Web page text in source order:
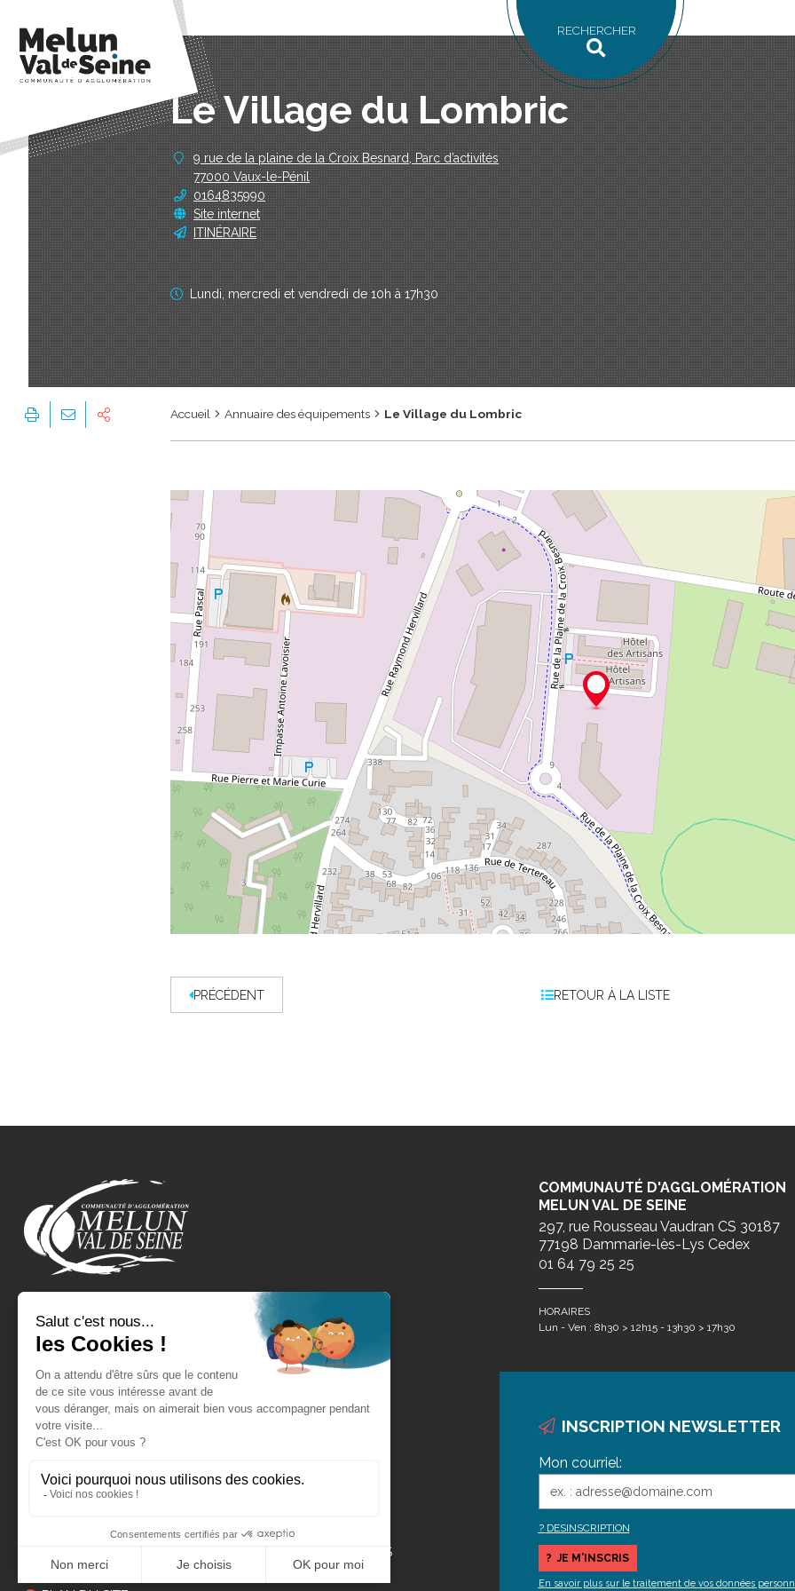
RECHERCHER
Le Village du Lombric
9 rue de la plaine de la Croix Besnard, Parc d’activités
77000 Vaux-le-Pénil
0164835990
Site internet
ITINÉRAIRE
Lundi, mercredi et vendredi de 10h à 17h30
Accueil Annuaire des équipements Le Village du Lombric
PRÉCÉDENT RETOUR À LA LISTE
REJOIGNEZ-NOUS !
COMMUNAUTÉ D'AGGLOMÉRATION
MELUN VAL DE SEINE
297, rue Rousseau Vaudran CS 30187
77198 Dammarie-lès-Lys Cedex
01 64 79 25 25
HORAIRES
Lun - Ven : 8h30 > 12h15 - 13h30 > 17h30
EXPRESSIONS POLITIQUES
CONTACT
MENTIONS LÉGALES
POLITIQUE DE GESTION DES DONNÉES PERSONNELLES
CONFORMITÉ AU RGAA : PARTIELLE
INSCRIPTION NEWSLETTER
Mon courriel:
DESINSCRIPTION
En savoir plus sur le traitement de vos données